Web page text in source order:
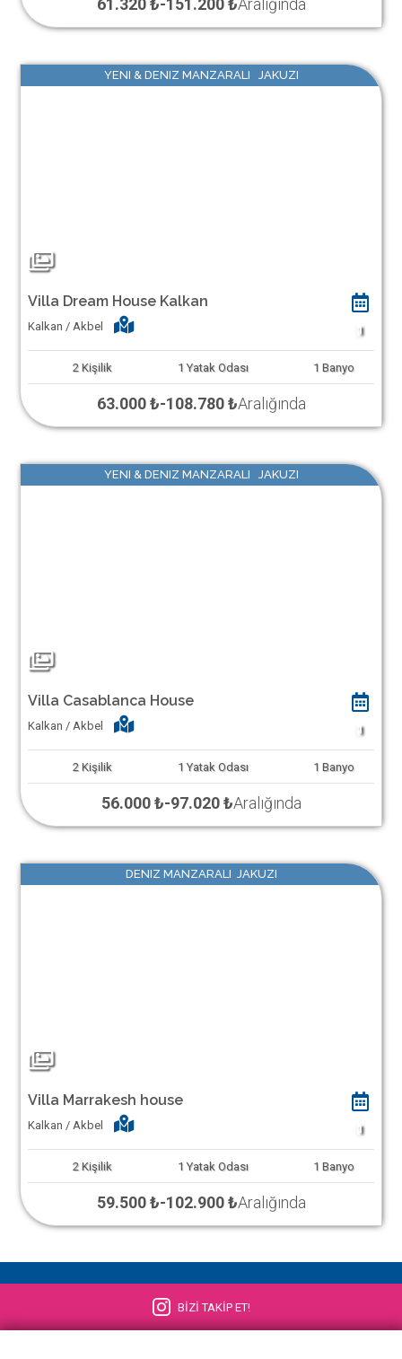
61.320 ₺-151.200 ₺Aralığında
YENI & DENIZ MANZARALI JAKUZI
Villa Dream House Kalkan
Kalkan / Akbel 1
2 Kişilik 1 Yatak Odası 1 Banyo
63.000 ₺-108.780 ₺Aralığında
YENI & DENIZ MANZARALI JAKUZI
Villa Casablanca House
Kalkan / Akbel 1
2 Kişilik 1 Yatak Odası 1 Banyo
56.000 ₺-97.020 ₺Aralığında
DENIZ MANZARALI JAKUZI
Villa Marrakesh house
Kalkan / Akbel 1
2 Kişilik 1 Yatak Odası 1 Banyo
59.500 ₺-102.900 ₺Aralığında
BİZİ TAKİP ET!